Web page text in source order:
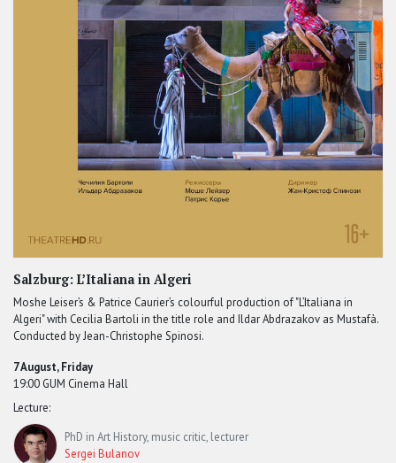
Salzburg: L’Italiana in Algeri
Moshe Leiser’s & Patrice Caurier’s colourful production of "L’Italiana in
Algeri" with Cecilia Bartoli in the title role and Ildar Abdrazakov as Mustafà.
Conducted by Jean-Christophe Spinosi.
7 August, Friday
19:00 GUM Cinema Hall
Lecture:
PhD in Art History, music critic, lecturer
Sergei Bulanov